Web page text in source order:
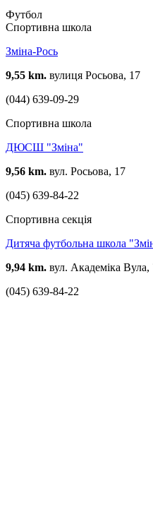
Футбол
Спортивна школа
Зміна-Рось
9,55 km. вулиця Росьова, 17
(044) 639-09-29
Спортивна школа
ДЮСШ "Зміна"
9,56 km. вул. Росьова, 17
(045) 639-84-22
Спортивна секція
Дитяча футбольна школа
9,94 km. вул. Академіка Вула,
(045) 639-84-22